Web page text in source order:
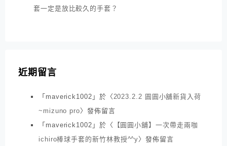
套一定是放比較久的手套？
近期留言
「 maverick1002 」於〈2023.2.2 圓圓小舖新貨入荷
~mizuno pro〉發佈留言
「 maverick1002 」於〈
【圓圓小舖】一次帶走兩咖
ichiro棒球手套的新竹林教授^^y〉發佈留言